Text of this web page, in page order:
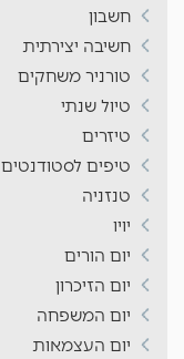
חשבון
חשיבה יצירתית
טורניר משחקים
טיול שנתי
טיזרים
טיפים לסטודנטים
טנזניה
יויו
יום הורים
יום הזיכרון
יום המשפחה
יום העצמאות